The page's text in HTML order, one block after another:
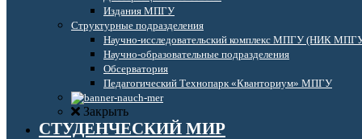
Издания МПГУ
Структурные подразделения
Научно-исследовательский комплекс МПГУ (НИК
Научно-образовательные подразделения
Обсерватория
Педагогический Технопарк «Кванториум» МПГУ
Закрыть
СТУДЕНЧЕСКИЙ МИР